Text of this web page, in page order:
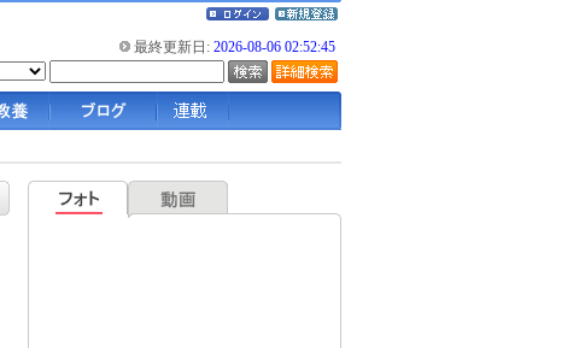
最終更新日: 2026-08-06 02:52:45